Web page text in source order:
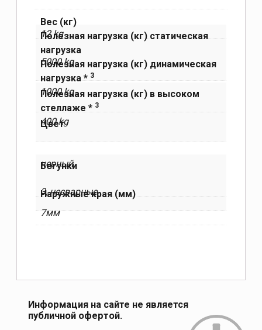
Вес (кг)
12 kg
Полезная нагрузка (кг) статическая
нагрузка
5000 kg
Полезная нагрузка (кг) динамическая
нагрузка *3
1000 kg
Полезная нагрузка (кг) в высоком
стеллаже * 3
400 kg
Цвет
черный
Бегунки
3, несварные
Наружные края (мм)
7мм
Информация на сайте не является
публичной офертой.